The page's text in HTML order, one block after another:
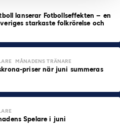
lanserar Fotbollseffekten – en
starkaste folkrörelse och
MÅNADENS TRÄNARE
priser när juni summeras
Spelare i juni